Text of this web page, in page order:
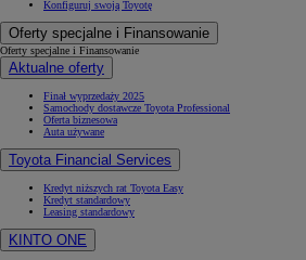
Od105 300 zł
Corolla Hatchback
HYBRID
Konfiguruj swoją Toyotę
Oferty specjalne i Finansowanie
Oferty specjalne i Finansowanie
Aktualne oferty
Finał wyprzedaży 2025
Samochody dostawcze Toyota Professional
Oferta biznesowa
Auta używane
Toyota Financial Services
Kredyt niższych rat Toyota Easy
Kredyt standardowy
Leasing standardowy
KINTO ONE